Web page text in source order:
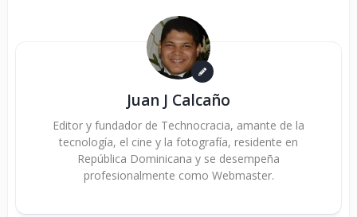
Juan J Calcaño
Editor y fundador de Technocracia, amante de la
tecnología, el cine y la fotografía, residente en
República Dominicana y se desempeña
profesionalmente como Webmaster.